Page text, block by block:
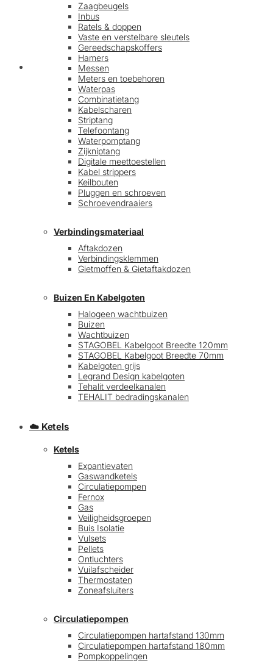
Afrekenen
Zaagbeugels
Inbus
Ratels & doppen
Vaste en verstelbare sleutels
Gereedschapskoffers
Hamers
Messen
Meters en toebehoren
Waterpas
Combinatietang
Kabelscharen
Striptang
Telefoontang
Waterpomptang
Zijkniptang
Digitale meettoestellen
Kabel strippers
Keilbouten
Pluggen en schroeven
Schroevendraaiers
Verbindingsmateriaal
Aftakdozen
Verbindingsklemmen
Gietmoffen & Gietaftakdozen
Buizen En Kabelgoten
Halogeen wachtbuizen
Buizen
Wachtbuizen
STAGOBEL Kabelgoot Breedte 120mm
STAGOBEL Kabelgoot Breedte 70mm
Kabelgoten grijs
Legrand Design kabelgoten
Tehalit verdeelkanalen
TEHALIT bedradingskanalen
☁️ Ketels
Ketels
Expantievaten
Gaswandketels
Circulatiepompen
Fernox
Gas
Veiligheidsgroepen
Buis Isolatie
Vulsets
Pellets
Ontluchters
Vuilafscheider
Thermostaten
Zoneafsluiters
Circulatiepompen
Circulatiepompen hartafstand 130mm
Circulatiepompen hartafstand 180mm
Pompkoppelingen